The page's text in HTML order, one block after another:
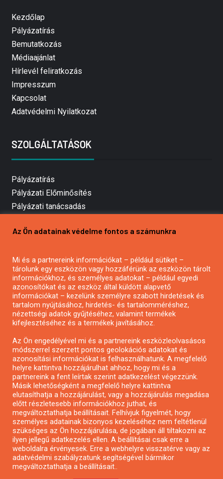
Kezdőlap
Pályázatírás
Bemutatkozás
Médiaajánlat
Hírlevél feliratkozás
Impresszum
Kapcsolat
Adatvédelmi Nyilatkozat
SZOLGÁLTATÁSOK
Pályázatírás
Pályázati Előminősítés
Pályázati tanácsadás
Mezőgazdasági pályázatírás
Pályázatírás civil szervezeteknek
Pályázatírás önkormányzatoknak
Pályázatfigyelés
Specifikus pályázatfigyelés vagy hírlevél
Pályázatok magánszemélyeknek
Pályázatok civil szervezeteknek
Pályázatok vállalkozásoknak
Önkormányzati pályázatok
Mezőgazdasági pályázatok
Falusi turizmus pályázatok
Napelem pályázatok
GINOP pályázatok
Az Ön adatainak védelme fontos a számunkra
Mi és a partnereink információkat – például sütiket –
tárolunk egy eszközön vagy hozzáférünk az eszközön tárolt
információkhoz, és személyes adatokat – például egyedi
azonosítókat és az eszköz által küldött alapvető
információkat – kezelünk személyre szabott hirdetések és
tartalom nyújtásához, hirdetés- és tartalomméréshez,
nézettségi adatok gyűjtéséhez, valamint termékek
kifejlesztéséhez és a termékek javításához.
Az Ön engedélyével mi és a partnereink eszközleolvasásos
módszerrel szerzett pontos geolokációs adatokat és
azonosítási információkat is felhasználhatunk. A megfelelő
helyre kattintva hozzájárulhat ahhoz, hogy mi és a
partnereink a fent leírtak szerint adatkezelést végezzünk.
Másik lehetőségként a megfelelő helyre kattintva
elutasíthatja a hozzájárulást, vagy a hozzájárulás megadása
előtt részletesebb információkhoz juthat, és
megváltoztathatja beállításait. Felhívjuk figyelmét, hogy
személyes adatainak bizonyos kezeléséhez nem feltétlenül
szükséges az Ön hozzájárulása, de jogában áll tiltakozni az
ilyen jellegű adatkezelés ellen. A beállításai csak erre a
weboldalra érvényesek. Erre a webhelyre visszatérve vagy az
adatvédelmi szabályzatunk segítségével bármikor
megváltoztathatja a beállításait..